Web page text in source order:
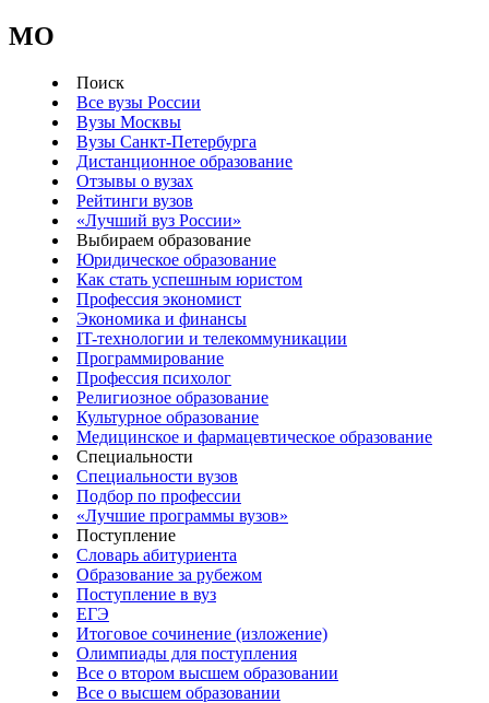
MO
Поиск
Все вузы России
Вузы Москвы
Вузы Санкт-Петербурга
Дистанционное образование
Отзывы о вузах
Рейтинги вузов
«Лучший вуз России»
Выбираем образование
Юридическое образование
Как стать успешным юристом
Профессия экономист
Экономика и финансы
IT-технологии и телекоммуникации
Программирование
Профессия психолог
Религиозное образование
Культурное образование
Медицинское и фармацевтическое образование
Специальности
Специальности вузов
Подбор по профессии
«Лучшие программы вузов»
Поступление
Словарь абитуриента
Образование за рубежом
Поступление в вуз
ЕГЭ
Итоговое сочинение (изложение)
Олимпиады для поступления
Все о втором высшем образовании
Все о высшем образовании